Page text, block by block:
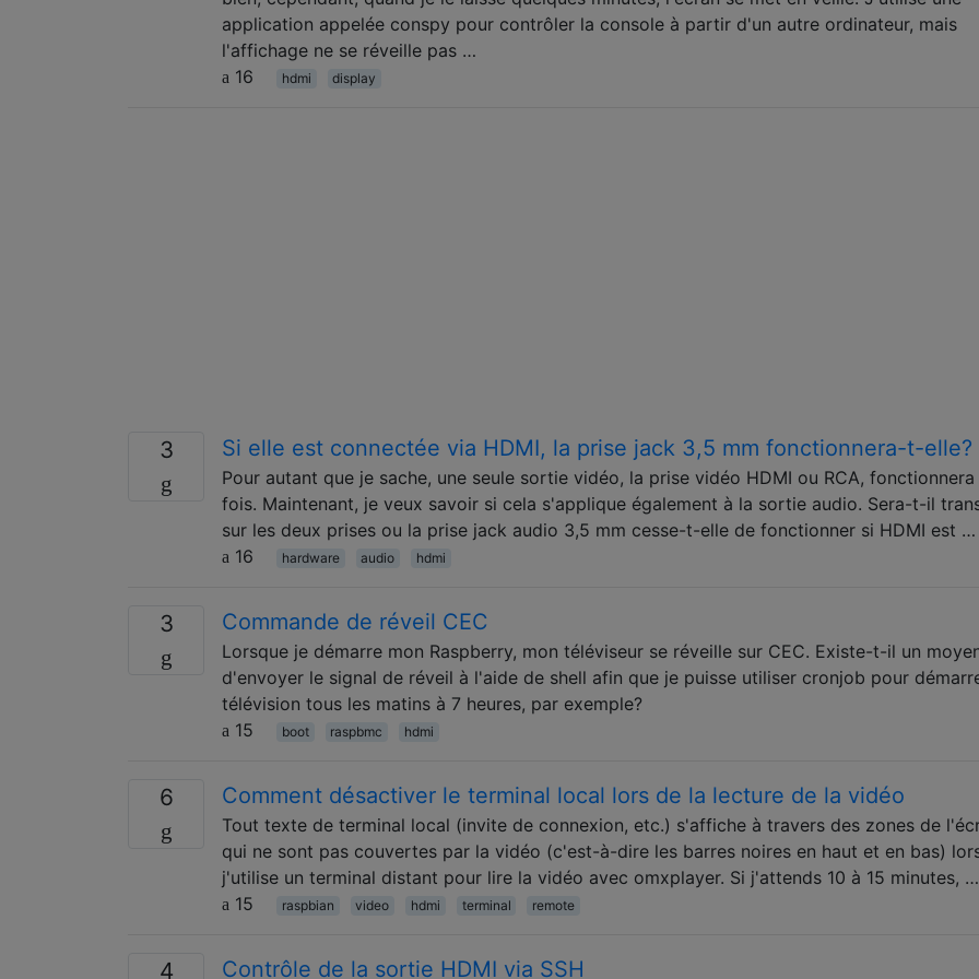
application appelée conspy pour contrôler la console à partir d'un autre ordinateur, mais
l'affichage ne se réveille pas …
16
hdmi display
3 Si elle est connectée via HDMI, la prise jack 3,5 mm fonctionnera-t-elle?
Pour autant que je sache, une seule sortie vidéo, la prise vidéo HDMI ou RCA, fonctionnera
fois. Maintenant, je veux savoir si cela s'applique également à la sortie audio. Sera-t-il
sur les deux prises ou la prise jack audio 3,5 mm cesse-t-elle de fonctionner si HDMI est …
16
hardware audio hdmi
3 Commande de réveil CEC
Lorsque je démarre mon Raspberry, mon téléviseur se réveille sur CEC. Existe-t-il un
d'envoyer le signal de réveil à l'aide de shell afin que je puisse utiliser cronjob pour
télévision tous les matins à 7 heures, par exemple?
15
boot raspbmc hdmi
6 Comment désactiver le terminal local lors de la lecture de la vidéo
Tout texte de terminal local (invite de connexion, etc.) s'affiche à travers des zones de
qui ne sont pas couvertes par la vidéo (c'est-à-dire les barres noires en haut et en bas)
j'utilise un terminal distant pour lire la vidéo avec omxplayer. Si j'attends 10 à 15 minutes, …
15
raspbian video hdmi terminal remote
4 Contrôle de la sortie HDMI via SSH